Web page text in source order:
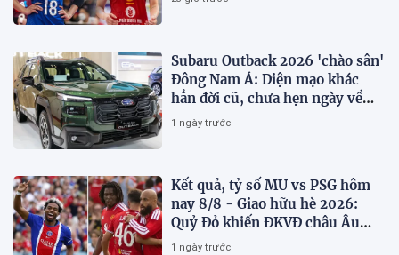
Subaru Outback 2026 'chào sân'
Đông Nam Á: Diện mạo khác
hẳn đời cũ, chưa hẹn ngày về
Việt Nam
1 ngày trước
Kết quả, tỷ số MU vs PSG hôm
nay 8/8 - Giao hữu hè 2026:
Quỷ Đỏ khiến ĐKVĐ châu Âu
toát mồ hôi
1 ngày trước